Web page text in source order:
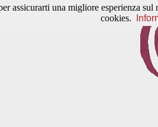
assicurarti una migliore esperienza
cookies.